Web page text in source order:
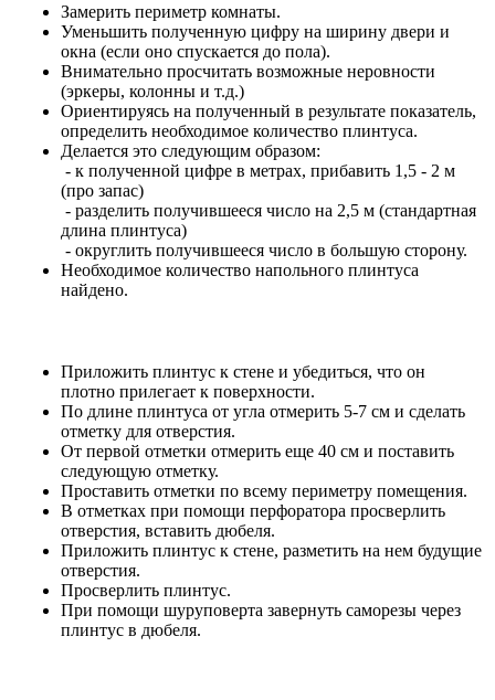
Замерить периметр комнаты.
Уменьшить полученную цифру на ширину двери и
окна (если оно спускается до пола).
Внимательно просчитать возможные неровности
(эркеры, колонны и т.д.)
Ориентируясь на полученный в результате показатель,
определить необходимое количество плинтуса.
Делается это следующим образом:
- к полученной цифре в метрах, прибавить 1,5 - 2 м
(про запас)
- разделить получившееся число на 2,5 м (стандартная
длина плинтуса)
- округлить получившееся число в большую сторону.
Необходимое количество напольного плинтуса
найдено.
Приложить плинтус к стене и убедиться, что он
плотно прилегает к поверхности.
По длине плинтуса от угла отмерить 5-7 см и сделать
отметку для отверстия.
От первой отметки отмерить еще 40 см и поставить
следующую отметку.
Проставить отметки по всему периметру помещения.
В отметках при помощи перфоратора просверлить
отверстия, вставить дюбеля.
Приложить плинтус к стене, разметить на нем будущие
отверстия.
Просверлить плинтус.
При помощи шуруповерта завернуть саморезы через
плинтус в дюбеля.